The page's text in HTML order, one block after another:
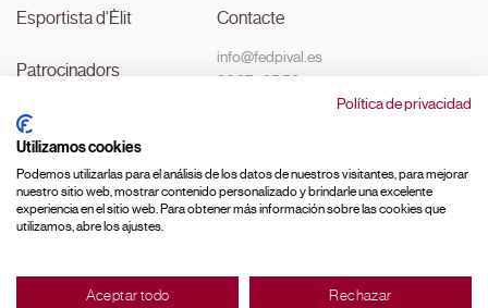
Política de privacidad
Utilizamos cookies
Podemos utilizarlas para el análisis de los datos de nuestros visitantes, para mejorar
nuestro sitio web, mostrar contenido personalizado y brindarle una excelente
experiencia en el sitio web. Para obtener más información sobre las cookies que
utilizamos, abre los ajustes.
Aceptar todo Rechazar
Esportista d'Èlit
Patrocinadors
Transparència
#MouLaPilota
Contacte
info@fedpival.es
96 374 95 58
C/Marqués de Sant Joan nº 32,
Made with ♥ by